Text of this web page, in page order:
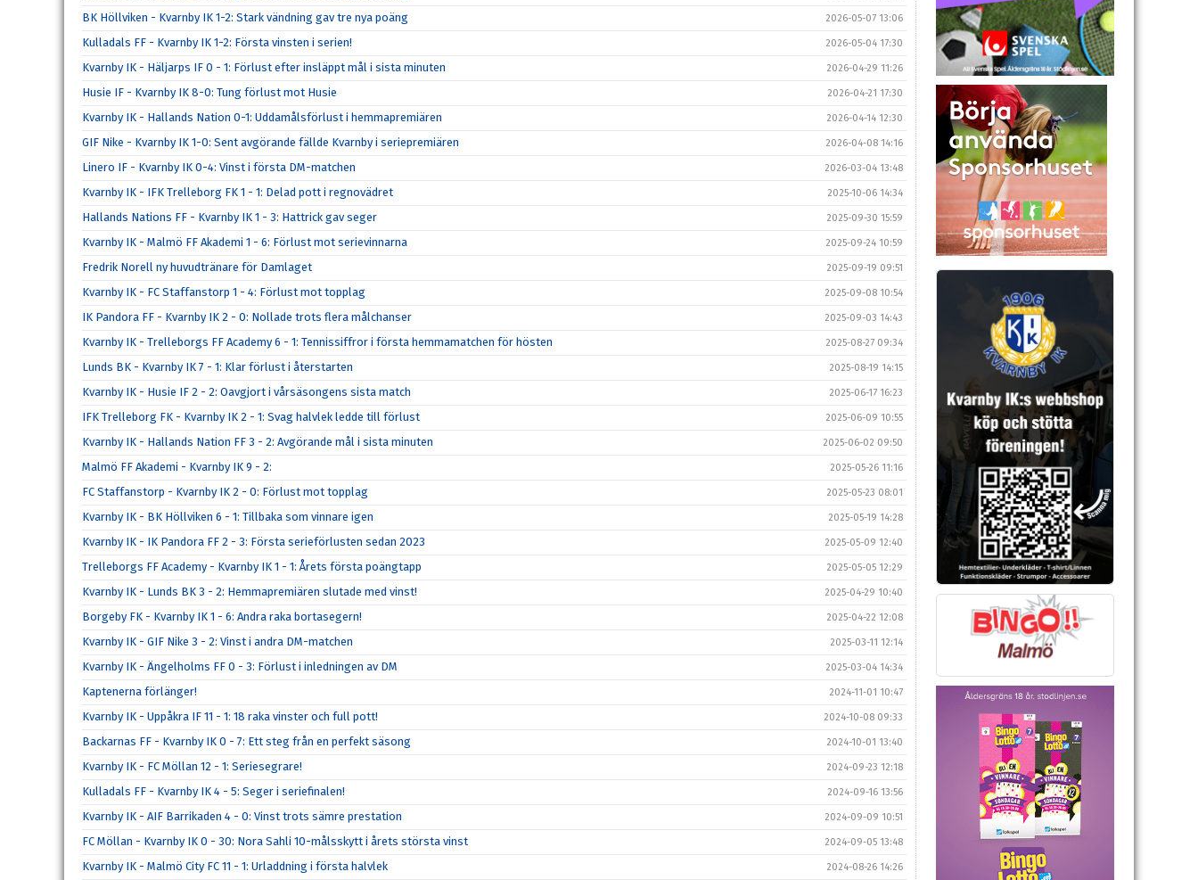
BK Höllviken - Kvarnby IK 1-2: Stark vändning gav tre nya poäng 2026-05-07 13:06
Kulladals FF - Kvarnby IK 1-2: Första vinsten i serien! 2026-05-04 17:30
Kvarnby IK - Häljarps IF 0 - 1: Förlust efter insläppt mål i sista minuten 2026-04-29 11:26
Husie IF - Kvarnby IK 8-0: Tung förlust mot Husie 2026-04-21 17:30
Kvarnby IK - Hallands Nation 0-1: Uddamålsförlust i hemmapremiären 2026-04-14 12:30
GIF Nike - Kvarnby IK 1-0: Sent avgörande fällde Kvarnby i seriepremiären 2026-04-08 14:16
Linero IF - Kvarnby IK 0-4: Vinst i första DM-matchen 2026-03-04 13:48
Kvarnby IK - IFK Trelleborg FK 1 - 1: Delad pott i regnovädret 2025-10-06 14:34
Hallands Nations FF - Kvarnby IK 1 - 3: Hattrick gav seger 2025-09-30 15:59
Kvarnby IK - Malmö FF Akademi 1 - 6: Förlust mot serievinnarna 2025-09-24 10:59
Fredrik Norell ny huvudtränare för Damlaget 2025-09-19 09:51
Kvarnby IK - FC Staffanstorp 1 - 4: Förlust mot topplag 2025-09-08 10:54
IK Pandora FF - Kvarnby IK 2 - 0: Nollade trots flera målchanser 2025-09-03 14:43
Kvarnby IK - Trelleborgs FF Academy 6 - 1: Tennissiffror i första hemmamatchen för hösten 2025-08-27 09:34
Lunds BK - Kvarnby IK 7 - 1: Klar förlust i återstarten 2025-08-19 14:15
Kvarnby IK - Husie IF 2 - 2: Oavgjort i vårsäsongens sista match 2025-06-17 16:23
IFK Trelleborg FK - Kvarnby IK 2 - 1: Svag halvlek ledde till förlust 2025-06-09 10:55
Kvarnby IK - Hallands Nation FF 3 - 2: Avgörande mål i sista minuten 2025-06-02 09:50
Malmö FF Akademi - Kvarnby IK 9 - 2: 2025-05-26 11:16
FC Staffanstorp - Kvarnby IK 2 - 0: Förlust mot topplag 2025-05-23 08:01
Kvarnby IK - BK Höllviken 6 - 1: Tillbaka som vinnare igen 2025-05-19 14:28
Kvarnby IK - IK Pandora FF 2 - 3: Första serieförlusten sedan 2023 2025-05-09 12:40
Trelleborgs FF Academy - Kvarnby IK 1 - 1: Årets första poängtapp 2025-05-05 12:29
Kvarnby IK - Lunds BK 3 - 2: Hemmapremiären slutade med vinst! 2025-04-29 10:40
Borgeby FK - Kvarnby IK 1 - 6: Andra raka bortasegern! 2025-04-22 12:08
Kvarnby IK - GIF Nike 3 - 2: Vinst i andra DM-matchen 2025-03-11 12:14
Kvarnby IK - Ängelholms FF 0 - 3: Förlust i inledningen av DM 2025-03-04 14:34
Kaptenerna förlänger! 2024-11-01 10:47
Kvarnby IK - Uppåkra IF 11 - 1: 18 raka vinster och full pott! 2024-10-08 09:33
Backarnas FF - Kvarnby IK 0 - 7: Ett steg från en perfekt säsong 2024-10-01 13:40
Kvarnby IK - FC Möllan 12 - 1: Seriesegrare! 2024-09-23 12:18
Kulladals FF - Kvarnby IK 4 - 5: Seger i seriefinalen! 2024-09-16 13:56
Kvarnby IK - AIF Barrikaden 4 - 0: Vinst trots sämre prestation 2024-09-09 10:51
FC Möllan - Kvarnby IK 0 - 30: Nora Sahli 10-målsskytt i årets största vinst 2024-09-05 13:48
Kvarnby IK - Malmö City FC 11 - 1: Urladdning i första halvlek 2024-08-26 14:26